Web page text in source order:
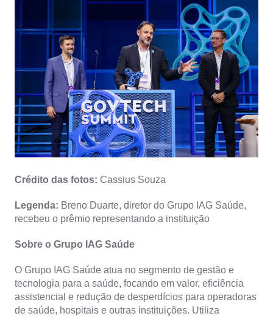
Crédito das fotos: Cassius Souza
Legenda: Breno Duarte, diretor do Grupo IAG Saúde,
recebeu o prêmio representando a instituição
Sobre o Grupo IAG Saúde
O Grupo IAG Saúde atua no segmento de gestão e
tecnologia para a saúde, focando em valor, eficiência
assistencial e redução de desperdícios para operadoras
de saúde, hospitais e outras instituições. Utiliza